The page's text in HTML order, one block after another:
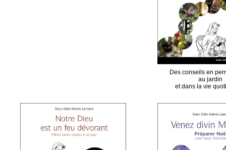
Des conseils en
au jardin
et dans la vie